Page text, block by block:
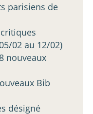
parisiens de
02 au 12/02)
nouveaux
Bib
désigné